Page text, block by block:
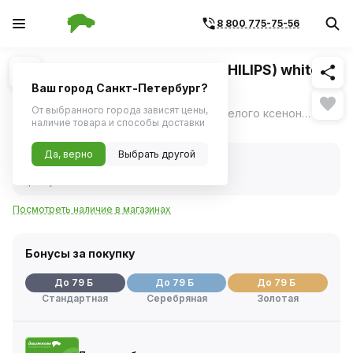
8 800 775-75-56
1/2 Похожие
vision (2шт. + 2шт.W5W б/ц.)
Philips WhiteVision с эффектом яркого белого ксенонового света для ламп головного освещения обеспечивают великолепную видимость в ночное время суток. ещё
Нет в наличии
Нет в наличии
Посмотреть наличие в магазинах
Бонусы за покупку
До 79 Б
Стандартная
До 79 Б
Серебряная
До 79 Б
Золотая
Ваш город Санкт-Петербург?
От выбранного города зависят цены,
наличие товара и способы доставки
Да, верно Выбрать другой